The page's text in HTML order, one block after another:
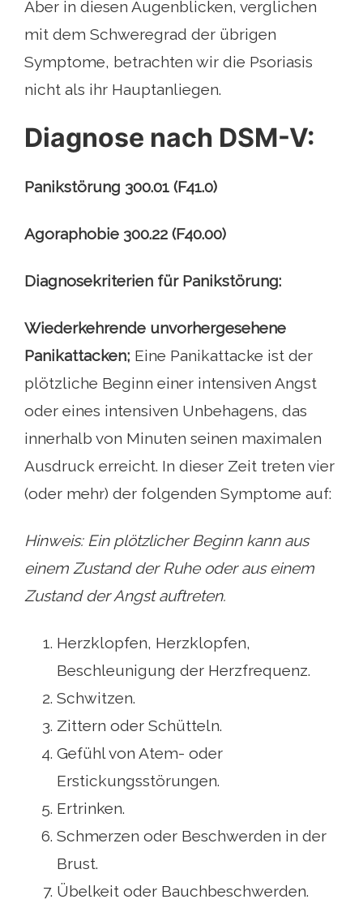
Aber in diesen Augenblicken, verglichen
mit dem Schweregrad der übrigen
Symptome, betrachten wir die Psoriasis
nicht als ihr Hauptanliegen.
Diagnose nach DSM-V:
Panikstörung 300.01 (F41.0)
Agoraphobie 300.22 (F40.00)
Diagnosekriterien für Panikstörung:
Wiederkehrende unvorhergesehene
Panikattacken; Eine Panikattacke ist der
plötzliche Beginn einer intensiven Angst
oder eines intensiven Unbehagens, das
innerhalb von Minuten seinen maximalen
Ausdruck erreicht. In dieser Zeit treten vier
(oder mehr) der folgenden Symptome auf:
Hinweis: Ein plötzlicher Beginn kann aus
einem Zustand der Ruhe oder aus einem
Zustand der Angst auftreten.
Herzklopfen, Herzklopfen,
Beschleunigung der Herzfrequenz.
Schwitzen.
Zittern oder Schütteln.
Gefühl von Atem- oder
Erstickungsstörungen.
Ertrinken.
Schmerzen oder Beschwerden in der
Brust.
Übelkeit oder Bauchbeschwerden.